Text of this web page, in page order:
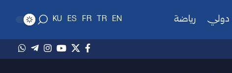
دولي رياضة EN
TR
FR
ES
KU